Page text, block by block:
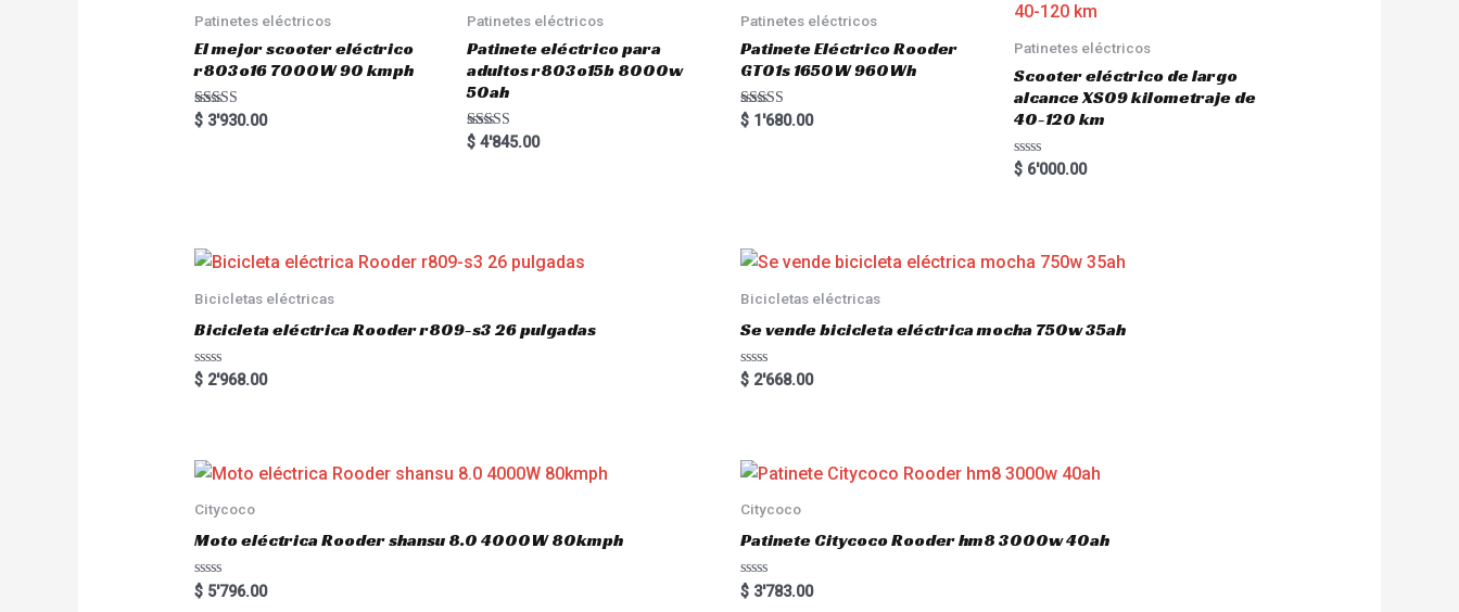
Patinetes eléctricos
El mejor scooter eléctrico
r803o16 7000W 90 kmph
Rated
5.00
$3'930.00
Patinetes eléctricos
Patinete eléctrico para
adultos r803o15b 8000w
50ah
Rated
5.00
$ 4'845.00
Patinetes eléctricos
Patinete Eléctrico Rooder
GT01s 1650W 960Wh
Rated
5.00
$ 1'680.00
Patinetes eléctricos
Scooter eléctrico de largo
alcance XS09 kilometraje de
40-120 km
R
a
o
u
5
$6'000.00
Bicicletas eléctricas
Bicicleta eléctrica Rooder r809-s3 26 pulgadas
R
a
o
u
o
f
5
$2'968.00
Bicicletas eléctricas
Se vende bicicleta eléctrica mocha 750w 35ah
R
a
o
u
o
f
5
$ 2'668.00
Citycoco
Moto eléctrica Rooder shansu 8.0 4000W 80kmph
R
a
$5'796.00
Citycoco
Patinete Citycoco Rooder hm8 3000w 40ah
R
a
$ 3'783.00